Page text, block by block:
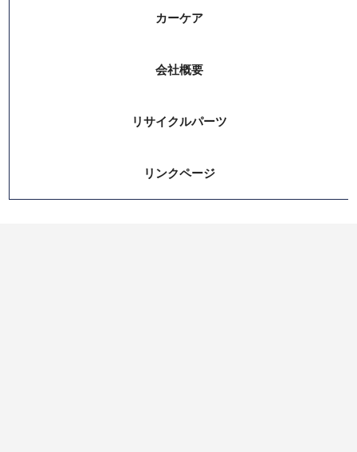
カーケア
会社概要
リサイクルパーツ
リンクページ